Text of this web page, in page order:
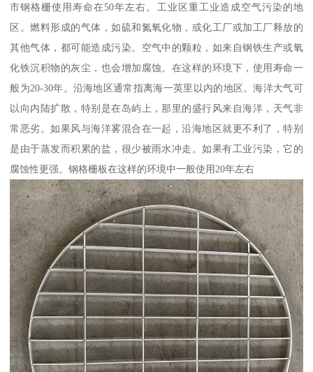
市钢格栅使用寿命在50年左右。工业区重工业造成空气污染的地
区。燃料形成的气体，如硫和氮氧化物，或化工厂或加工厂释放的
其他气体，都可能造成污染。空气中的颗粒，如来自钢铁生产或氧
化铁沉积物的灰尘，也会增加腐蚀。在这样的环境下，使用寿命一
般为20-30年。沿海地区通常指离海一英里以内的地区。海洋大气可
以向内陆扩散，特别是在岛屿上，那里的盛行风来自海洋，天气非
常恶劣。如果风与海洋雾混合在一起，沿海地区就更不利了，特别
是由于蒸发而积累的盐，很少被雨水冲走。如果有工业污染，它的
腐蚀性更强。钢格栅板在这样的环境中一般使用20年左右